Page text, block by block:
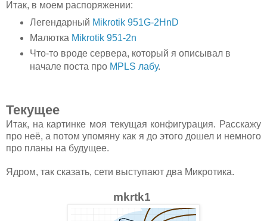
Итак, в моем распоряжении:
Легендарный Mikrotik 951G-2HnD
Малютка Mikrotik 951-2n
Что-то вроде сервера, который я описывал в
начале поста проMPLS лабу.
Текущее
Итак, на картинке моя текущая конфигурация. Расскажу
про неё, а потом упомяну как я до этого дошел и немного
про планы на будущее.
Ядром, так сказать, сети выступают два Микротика.
mkrtk1